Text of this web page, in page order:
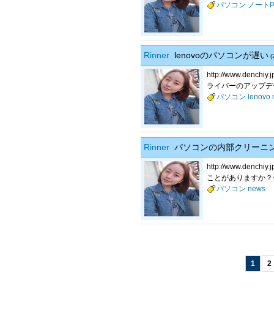
パソコン ノート
Rinner lenovoのパソコンが遅い
http://
ライバーのアップ
パソコン lenovo
Rinner パソコンの内部クリーニ
http://
ことがありますか
パソコン news
1 2